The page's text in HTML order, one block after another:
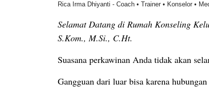
Rica Irma Dhiyanti - Coach • Trainer • Konselor •
Selamat Datang di Rumah Konseling
S.Kom., M.Si., C.Ht.
Suasana perkawinan Anda tidak akan
Gangguan dari luar bisa karena